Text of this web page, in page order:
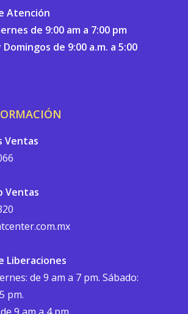
Atención
de 9:00 am a 7:00 pm
Domingos de 9:00 a.m. a 5:00
Ventas
Ventas
Liberaciones
de 9 am a 7 pm. Sábado:
pm.